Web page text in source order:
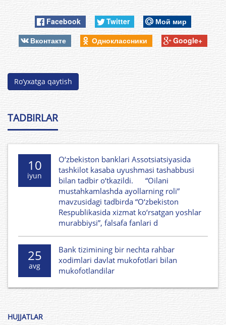
Facebook Twitter
Мой мир
Вконтакте
Одноклассники Google+
Ro’yxatga qaytish
TADBIRLAR
10
iyun
O‘zbekiston banklari Assotsiatsiyasida
tashkilot kasaba uyushmasi tashabbusi
bilan tadbir o‘tkazildi. “Oilani
mustahkamlashda ayollarning roli”
mavzusidagi tadbirda “O‘zbekiston
Respublikasida xizmat ko‘rsatgan yoshlar
murabbiysi”, falsafa fanlari d
25
avg
Bank tizimining bir nechta rahbar
xodimlari davlat mukofotlari bilan
mukofotlandilar
HUJJATLAR